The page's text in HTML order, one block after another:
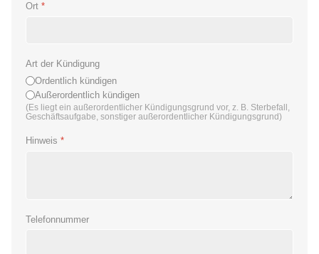
Ort *
Art der Kündigung
Ordentlich kündigen
Außerordentlich kündigen
(Es liegt ein außerordentlicher Kündigungsgrund vor, z. B. Sterbefall,
Geschäftsaufgabe, sonstiger außerordentlicher Kündigungsgrund)
Hinweis *
Telefonnummer